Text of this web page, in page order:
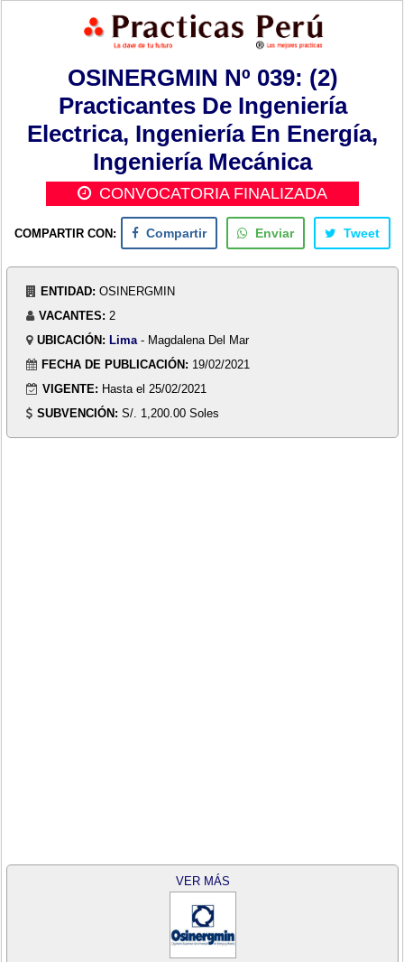
OSINERGMIN Nº 039: (2)
Practicantes De Ingeniería
Electrica, Ingeniería En Energía,
Ingeniería Mecánica
CONVOCATORIA FINALIZADA
COMPARTIR CON: Compartir Enviar Tweet
ENTIDAD: OSINERGMIN
VACANTES: 2
UBICACIÓN: Lima - Magdalena Del Mar
FECHA DE PUBLICACIÓN: 19/02/2021
VIGENTE: Hasta el 25/02/2021
SUBVENCIÓN: S/. 1,200.00 Soles
VER MÁS